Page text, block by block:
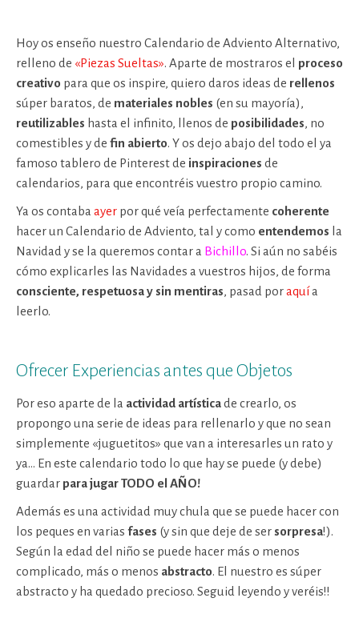
Hoy os enseño nuestro Calendario de Adviento Alternativo,
relleno de «Piezas Sueltas». Aparte de mostraros el proceso
creativo para que os inspire, quiero daros ideas de rellenos
súper baratos, de materiales nobles (en su mayoría),
reutilizables hasta el infinito, llenos de posibilidades, no
comestibles y de fin abierto. Y os dejo abajo del todo el ya
famoso tablero de Pinterest de inspiraciones de
calendarios, para que encontréis vuestro propio camino.
Ya os contaba ayer por qué veía perfectamente coherente
hacer un Calendario de Adviento, tal y como entendemos la
Navidad y se la queremos contar a Bichillo. Si aún no sabéis
cómo explicarles las Navidades a vuestros hijos, de forma
consciente, respetuosa y sin mentiras, pasad poraquía
leerlo.
Ofrecer Experiencias antes que Objetos
Por eso aparte de la actividad artísticade crearlo, os
propongo una serie de ideas para rellenarlo y que no sean
simplemente «juguetitos» que van a interesarles un rato y
ya… En este calendario todo lo que hay se puede (y debe)
guardar para jugar TODO el AÑO!
Además es una actividad muy chula que se puede hacer con
los peques en varias fases (y sin que deje de ser sorpresa!).
Según la edad del niño se puede hacer más o menos
complicado, más o menos abstracto. El nuestro es súper
abstracto y ha quedado precioso. Seguid leyendo y veréis!!